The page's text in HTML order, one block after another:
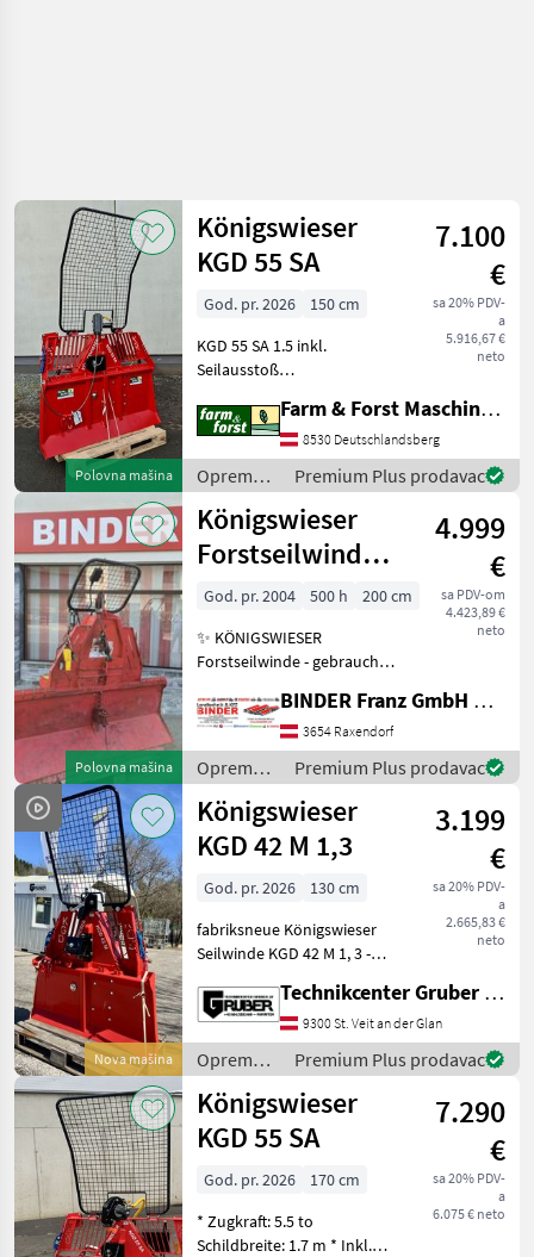
Polovna mašina
Königswieser
KGD 55 SA
7.100
€
sa 20% PDV-
a
5.916,67 €
neto
God. pr. 2026
150 cm
KGD 55 SA 1.5 inkl.
Seilausstoß
Handsteuerung
Motorsägenhalterung und
Sappihalterung Seil 10mm
Durchmesser 70m
Seilendstück Rückhängel 8-
12mm
Farm & Forst Maschinenhandel GmbH. u. CoKG
8530 Deutschlandsberg
Oprema
za šumu i
obradu
drveta /
Königswieser
Premium Plus prodavac
Polovna mašina
Königswieser
Forstseilwinde
KMB EU62V
4.999
€
sa PDV-om
4.423,89 €
neto
God. pr. 2004 500 h
200 cm
✨ KÖNIGSWIESER
Forstseilwinde - gebraucht
Funk ✔️ in serienmäßiger
Ausführung ✔️ TOP-
Zustand - wenig gebraucht!
✔️ mit Dreipunkt-Anba
BINDER Franz GmbH & CoKG
3654 Raxendorf
Oprema
za šumu i
obradu
drveta /
Königswieser
Premium Plus prodavac
Nova mašina
Königswieser
KGD 42 M 1,3
3.199
€
sa 20% PDV-
a
2.665,83 €
neto
God. pr. 2026
130 cm
fabriksneue Königswieser
Seilwinde KGD 42 M 1, 3 -
* 60 m Seil - 8, 5 mm
hochverdichtet *
Duplexkette * 2 Seilgleiter *
1 Seilendstück
Technikcenter Gruber GmbH
9300 St. Veit an der Glan
Oprema
za šumu i
obradu
drveta /
Königswieser
Premium Plus prodavac
Königswieser
KGD 55 SA
7.290
€
sa 20% PDV-
a
6.075 € neto
God. pr. 2026
170 cm
* Zugkraft: 5.5 to
Schildbreite: 1.7 m * Inkl.